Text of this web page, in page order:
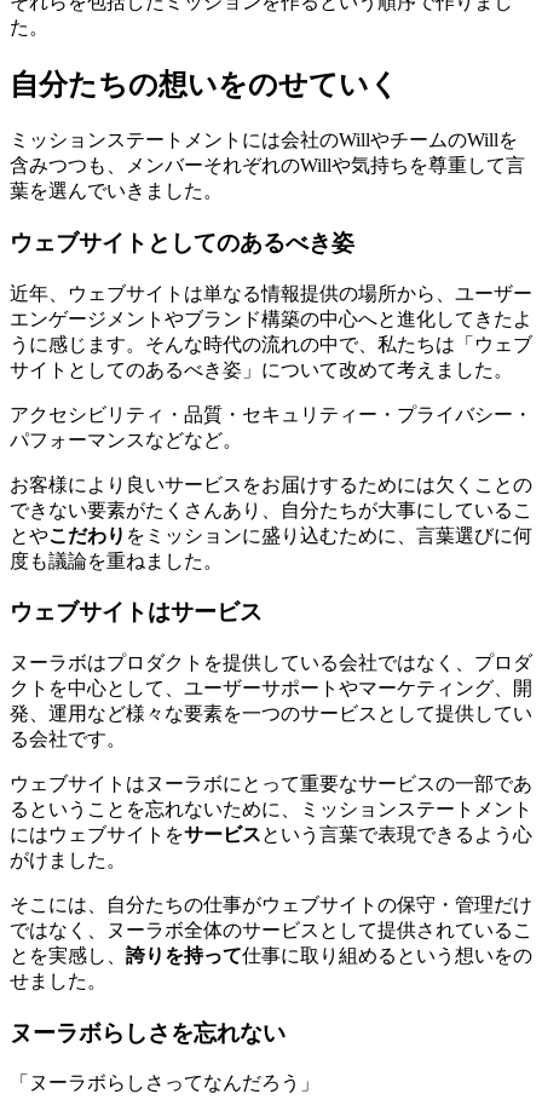
た。
自分たちの想いをのせていく
ミッションステートメントには会社のWillやチームのWillを
含みつつも、メンバーそれぞれのWillや気持ちを尊重して言
葉を選んでいきました。
ウェブサイトとしてのあるべき姿
近年、ウェブサイトは単なる情報提供の場所から、ユーザー
エンゲージメントやブランド構築の中心へと進化してきたよ
うに感じます。そんな時代の流れの中で、私たちは「ウェブ
サイトとしてのあるべき姿」について改めて考えました。
アクセシビリティ・品質・セキュリティー・プライバシー・
パフォーマンスなどなど。
お客様により良いサービスをお届けするためには欠くことの
できない要素がたくさんあり、自分たちが大事にしているこ
とやこだわり をミッションに盛り込むために、言葉選びに何
度も議論を重ねました。
ウェブサイトはサービス
ヌーラボはプロダクトを提供している会社ではなく、プロダ
クトを中心として、ユーザーサポートやマーケティング、開
発、運用など様々な要素を一つのサービスとして提供してい
る会社です。
ウェブサイトはヌーラボにとって重要なサービスの一部であ
るということを忘れないために、ミッションステートメント
にはウェブサイトをサービスという言葉で表現できるよう心
がけました。
そこには、自分たちの仕事がウェブサイトの保守・管理だけ
ではなく、ヌーラボ全体のサービスとして提供されているこ
とを実感し、 誇りを持って仕事に取り組めるという想いをの
せました。
ヌーラボらしさを忘れない
「ヌーラボらしさってなんだろう」